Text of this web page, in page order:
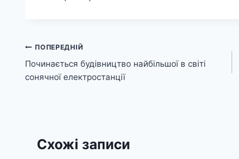
Навігація
записів
ПОПЕРЕДНІЙ
Починається будівництво найбільшої в світі
сонячної електростанції
Схожі записи